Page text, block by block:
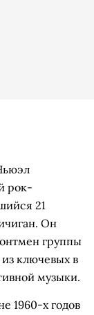
рок-
21
Он
группы
ключевых в
музыки.
1960-х годов